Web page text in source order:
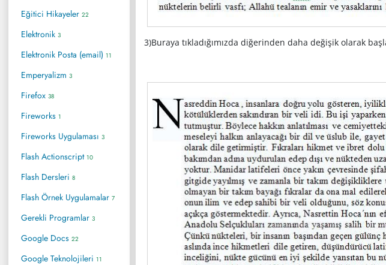
Eğitici Hikayeler 22
Elektronik 3
Elektronik Posta (email) 11
Emperyalizm 3
Firefox 38
Fireworks 1
Fireworks Uygulaması 3
Flash Actionscript 10
Flash Dersleri 8
Flash Örnek Uygulamalar 7
Gerekli Programlar 3
Google Docs 22
Google Teknolojileri 11
3)Buraya tıkladığımızda diğerinden daha değişik olarak